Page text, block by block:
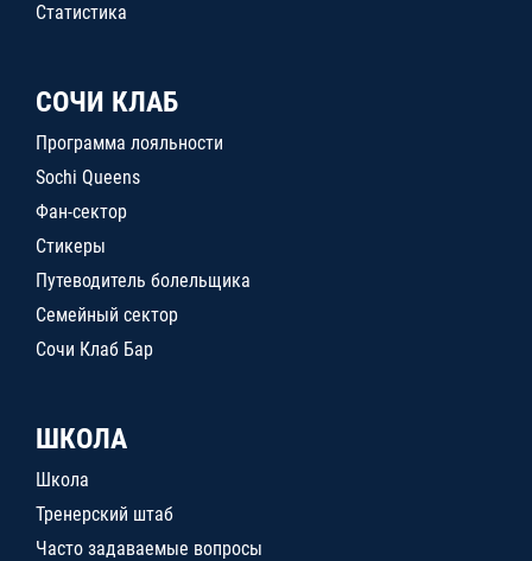
Статистика
СОЧИ КЛАБ
Программа лояльности
Sochi Queens
Фан-сектор
Стикеры
Путеводитель болельщика
Семейный сектор
Сочи Клаб Бар
ШКОЛА
Школа
Тренерский штаб
Часто задаваемые вопросы